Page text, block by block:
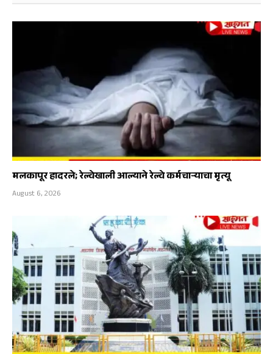
मलकापूर हादरले; रेल्वेखाली आल्याने रेल्वे कर्मचाऱ्याचा मृत्यू
August 6, 2026